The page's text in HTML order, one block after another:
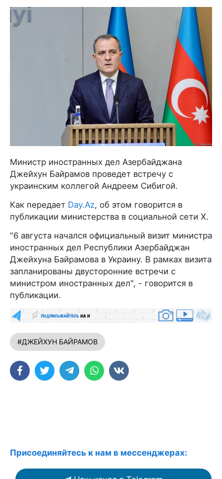
Министр иностранных дел Азербайджана
Джейхун Байрамов проведет встречу с
украинским коллегой Андреем Сибигой.
Как передает Day.Az, об этом говорится в
публикации министерства в социальной сети X.
"6 августа начался официальный визит министра
иностранных дел Республики Азербайджан
Джейхуна Байрамова в Украину. В рамках визита
запланированы двусторонние встречи с
министром иностранных дел", - говорится в
публикации.
#ДЖЕЙХУН БАЙРАМОВ
Присоединяйтесь к нам в мессенджерах: